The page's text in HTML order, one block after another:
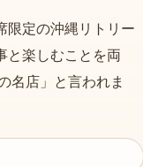
限定の沖縄リトリー
と楽しむことを両
名店」と言われま